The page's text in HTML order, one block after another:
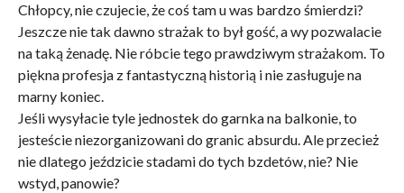
Chłopcy, nie czujecie, że coś tam u was bardzo śmierdzi?
Jeszcze nie tak dawno strażak to był gość, a wy pozwalacie
na taką żenadę. Nie róbcie tego prawdziwym strażakom. To
piękna profesja z fantastyczną historią i nie zasługuje na
marny koniec.
Jeśli wysyłacie tyle jednostek do garnka na balkonie, to
jesteście niezorganizowani do granic absurdu. Ale przecież
nie dlatego jeździcie stadami do tych bzdetów, nie? Nie
wstyd, panowie?